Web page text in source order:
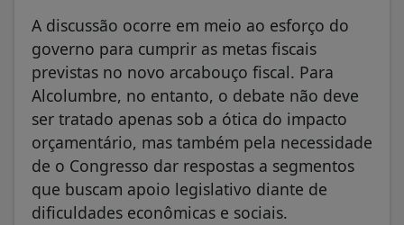
A discussão ocorre em meio ao esforço do
governo para cumprir as metas fiscais
previstas no novo arcabouço fiscal. Para
Alcolumbre, no entanto, o debate não deve
ser tratado apenas sob a ótica do impacto
orçamentário, mas também pela necessidade
de o Congresso dar respostas a segmentos
que buscam apoio legislativo diante de
dificuldades econômicas e sociais.